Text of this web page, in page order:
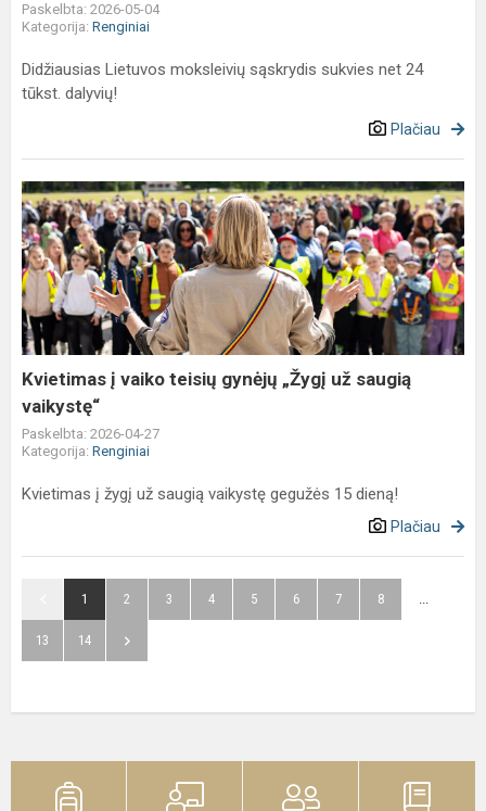
Paskelbta: 2026-05-04
Kategorija: Renginiai
Didžiausias Lietuvos moksleivių sąskrydis sukvies net 24
tūkst. dalyvių!
Plačiau
Kvietimas
į
vaiko
teisių
gynėjų
„Žygį
už
saugią
vaikystę“
Kvietimas į vaiko teisių gynėjų „Žygį už saugią
vaikystę“
Paskelbta: 2026-04-27
Kategorija: Renginiai
Kvietimas į žygį už saugią vaikystę gegužės 15 dieną!
Plačiau
1 2 3 4 5 6 7 8 ...
13 14